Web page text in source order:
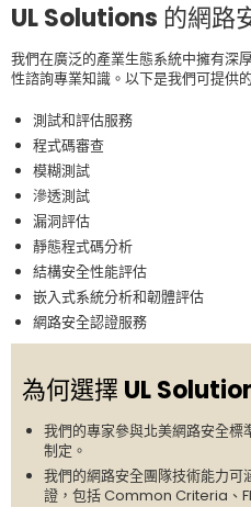
UL Solutions 的網路
我們在廣泛的產業生態系統中擁有深
性諮詢專業知識。以下是我們可提供
測試和評估服務
程式碼審查
模糊測試
滲透測試
漏洞評估
靜態程式碼分析
結構安全性能評估
嵌入式系統分析和韌體評估
網路安全認證服務
為何選擇 UL
我們的專家參與北美網路安全
制定。
我們的網路安全團隊技術能力
證，包括 Common Criteria、